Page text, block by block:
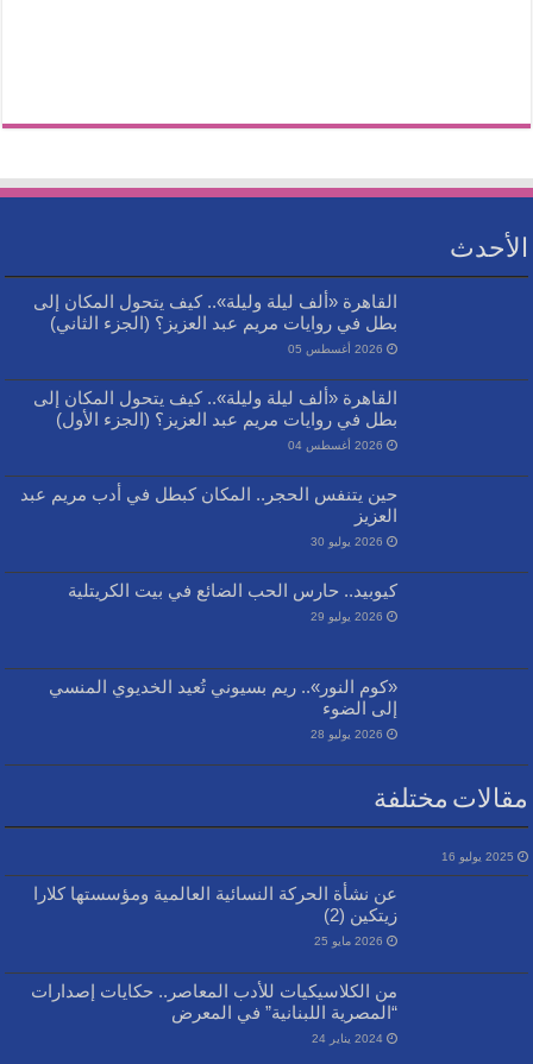
الأحدث
القاهرة «ألف ليلة وليلة».. كيف يتحول المكان إلى
بطل في روايات مريم عبد العزيز؟ (الجزء الثاني)
2026 أغسطس 05
القاهرة «ألف ليلة وليلة».. كيف يتحول المكان إلى
بطل في روايات مريم عبد العزيز؟ (الجزء الأول)
2026 أغسطس 04
حين يتنفس الحجر.. المكان كبطل في أدب مريم عبد
العزيز
2026 يوليو 30
كيوبيد.. حارس الحب الضائع في بيت الكريتلية
2026 يوليو 29
«كوم النور».. ريم بسيوني تُعيد الخديوي المنسي
إلى الضوء
2026 يوليو 28
مقالات مختلفة
2025 يوليو 16
عن نشأة الحركة النسائية العالمية ومؤسستها كلارا
زيتكين (2)
2026 مايو 25
من الكلاسيكيات للأدب المعاصر.. حكايات إصدارات
“المصرية اللبنانية” في المعرض
2024 يناير 24